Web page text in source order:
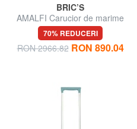
BRIC’S
AMALFI Carucior de marime
mare
70% REDUCERI
RON 2966.82 RON 890.04